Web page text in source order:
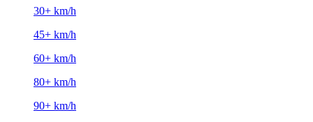
30+ km/h
45+ km/h
60+ km/h
80+ km/h
90+ km/h